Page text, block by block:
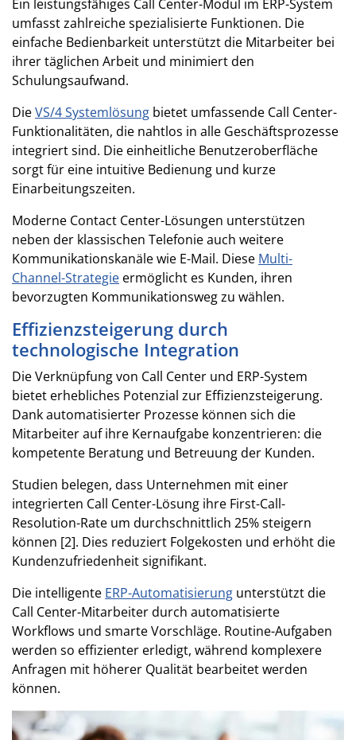
Ein leistungsfähiges Call Center-Modul im ERP-System
umfasst zahlreiche spezialisierte Funktionen. Die
einfache Bedienbarkeit unterstützt die Mitarbeiter bei
ihrer täglichen Arbeit und minimiert den
Schulungsaufwand.
DieVS/4 Systemlösung bietet umfassende Call Center-
Funktionalitäten, die nahtlos in alle Geschäftsprozesse
integriert sind. Die einheitliche Benutzeroberfläche
sorgt für eine intuitive Bedienung und kurze
Einarbeitungszeiten.
Moderne Contact Center-Lösungen unterstützen
neben der klassischen Telefonie auch weitere
Kommunikationskanäle wie E-Mail. Diese Multi-
Channel-Strategie ermöglicht es Kunden, ihren
bevorzugten Kommunikationsweg zu wählen.
Effizienzsteigerung durch
technologische Integration
Die Verknüpfung von Call Center und ERP-System
bietet erhebliches Potenzial zur Effizienzsteigerung.
Dank automatisierter Prozesse können sich die
Mitarbeiter auf ihre Kernaufgabe konzentrieren: die
kompetente Beratung und Betreuung der Kunden.
Studien belegen, dass Unternehmen mit einer
integrierten Call Center-Lösung ihre First-Call-
Resolution-Rate um durchschnittlich 25% steigern
können [2]. Dies reduziert Folgekosten und erhöht die
Kundenzufriedenheit signifikant.
Die intelligente ERP-Automatisierung unterstützt die
Call Center-Mitarbeiter durch automatisierte
Workflows und smarte Vorschläge. Routine-Aufgaben
werden so effizienter erledigt, während komplexere
Anfragen mit höherer Qualität bearbeitet werden
können.